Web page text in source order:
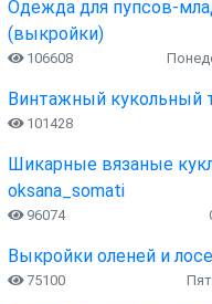
Одежда для пупсов-
(выкройки)
106608
Винтажный кукольный
101428
Шикарные вязаные
oksana_somati
96074
Выкройки оленей и
75100